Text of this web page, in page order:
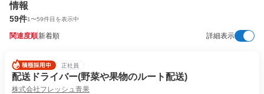
情報
59件1〜59件目を表示中
関連度順新着順 詳細表示
正社員
配送ドライバー(野菜や果物のルート配送)
株式会社フレッシュ青果